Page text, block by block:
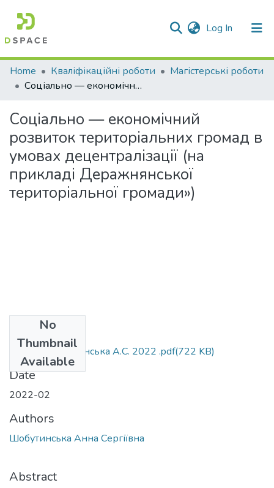
Log In (current)
Communities & Collections
All of DSpace
Statistics
Home Кваліфікаційні роботи
Магістерські роботи
Соціально — економічний розвиток територіальних громад в умовах децентралізації (на прикладі Деражнянської територіальної громади»)
Соціально — економічний
розвиток територіальних громад в
умовах децентралізації (на
прикладі Деражнянської
територіальної громади»)
No
Thumbnail
Available
МР 281 Шобутинська А.С. 2022 .pdf(722 KB)
Date
2022-02
Authors
Шобутинська Анна Сергіївна
Abstract